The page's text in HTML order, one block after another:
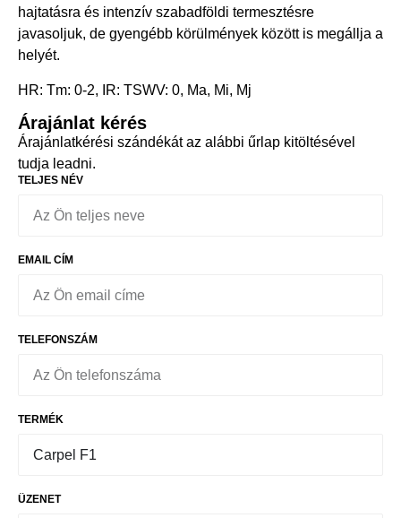
hajtatásra és intenzív szabadföldi termesztésre
javasoljuk, de gyengébb körülmények között is megállja a
helyét.
HR: Tm: 0-2, IR: TSWV: 0, Ma, Mi, Mj
Árajánlat kérés
Árajánlatkérési szándékát az alábbi űrlap kitöltésével
tudja leadni.
TELJES NÉV
EMAIL CÍM
TELEFONSZÁM
TERMÉK
ÜZENET